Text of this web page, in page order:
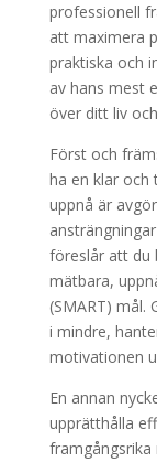
professionell
att maximera
praktiska och
av hans mest
över ditt liv
Först och
ha en klar och
uppnå är
föreslår att du
mätbara,
(SMART) mål.
i mindre,
motivationen
En annan
upprätthålla